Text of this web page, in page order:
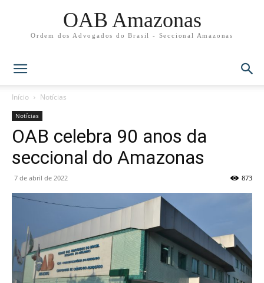
OAB Amazonas
Ordem dos Advogados do Brasil - Seccional Amazonas
Início Notícias
Notícias
OAB celebra 90 anos da
seccional do Amazonas
7 de abril de 2022 873